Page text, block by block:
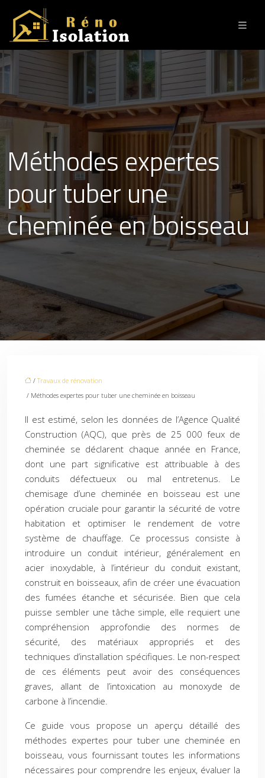
Méthodes expertes
pour tuber une
cheminée en boisseau
/Travaux de rénovation
/ Méthodes expertes pour tuber une cheminée en boisseau
Il est estimé, selon les données de l’Agence Qualité
Construction (AQC), que près de 25 000 feux de
cheminée se déclarent chaque année en France,
dont une part significative est attribuable à des
conduits défectueux ou mal entretenus. Le
chemisage d’une cheminée en boisseau est une
opération cruciale pour garantir la sécurité de votre
habitation et optimiser le rendement de votre
système de chauffage. Ce processus consiste à
introduire un conduit intérieur, généralement en
acier inoxydable, à l’intérieur du conduit existant,
construit en boisseaux, afin de créer une évacuation
des fumées étanche et sécurisée. Bien que cela
puisse sembler une tâche simple, elle requiert une
compréhension approfondie des normes de
sécurité, des matériaux appropriés et des
techniques d’installation spécifiques. Le non-respect
de ces éléments peut avoir des conséquences
graves, allant de l’intoxication au monoxyde de
carbone à l’incendie.
Ce guide vous propose un aperçu détaillé des
méthodes expertes pour tuber une cheminée en
boisseau, vous fournissant toutes les informations
nécessaires pour comprendre les enjeux, évaluer la